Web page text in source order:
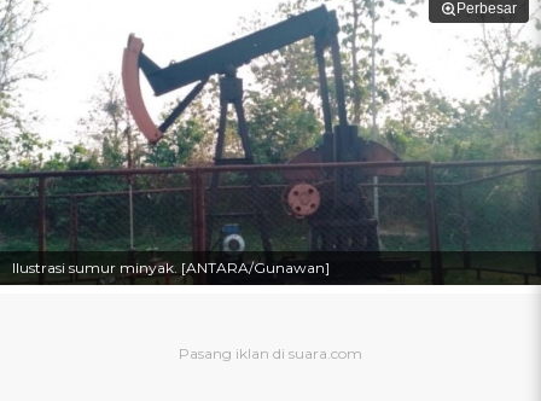
Perbesar
Ilustrasi sumur minyak. [ANTARA/Gunawan]